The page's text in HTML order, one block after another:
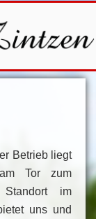
Betrieb liegt
Tor zum
im
uns und